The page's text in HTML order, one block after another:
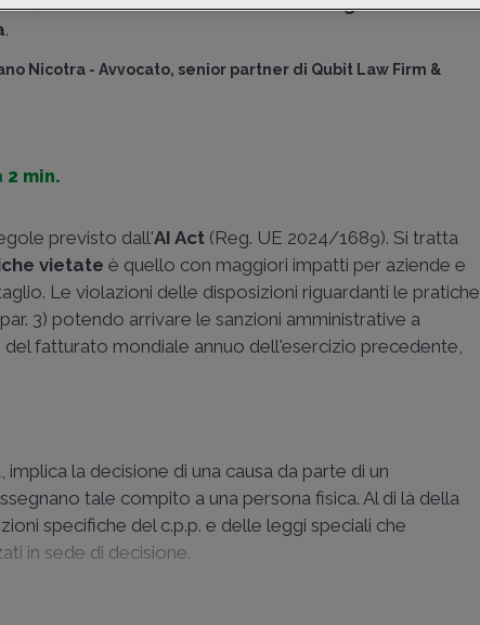
.
Nicotra -Avvocato, senior partner di Qubit Law Firm &
2 min.
previsto dall'AI Act (Reg. UE 2024/1689). Si tratta
vietate è quello con maggiori impatti per aziende e
Le violazioni delle disposizioni riguardanti le pratiche
3) potendo arrivare le sanzioni amministrative a
del fatturato mondiale annuo dell'esercizio precedente,
la decisione di una causa da parte di un
tale compito a una persona fisica. Al di là della
specifiche del c.p.p. e delle leggi speciali che
in sede di decisione.